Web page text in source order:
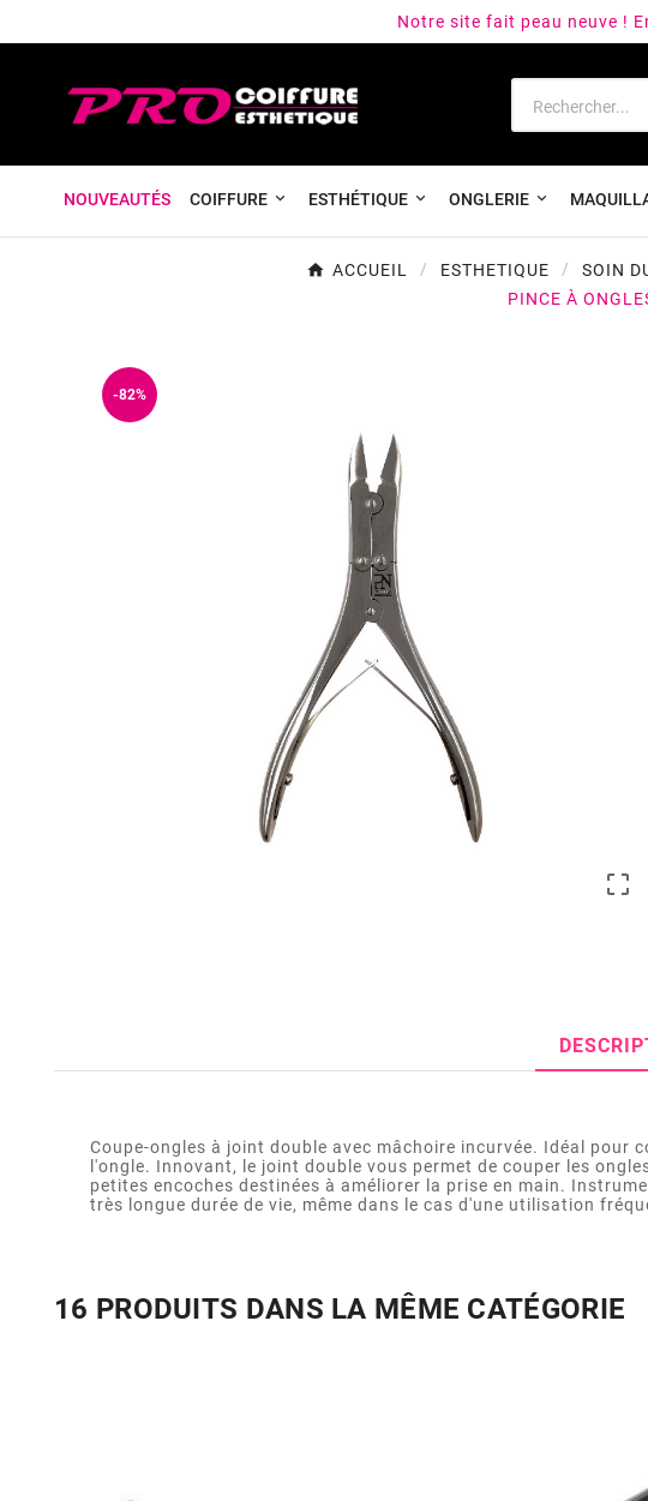
Notre site fait peau neuve !
NOUVEAUTÉS COIFFURE ESTHÉTIQUE ONGLERIE
ACCUEIL ESTHETIQUE SOIN
PINCE À
-82%

Coupe-ongles à joint double avec mâchoire incurvée. Idéal pour
l'ongle. Innovant, le joint double vous permet de couper les
petites encoches destinées à améliorer la prise en main.
très longue durée de vie, même dans le cas d'une utilisation
16 PRODUITS DANS LA MÊME CATÉGORIE